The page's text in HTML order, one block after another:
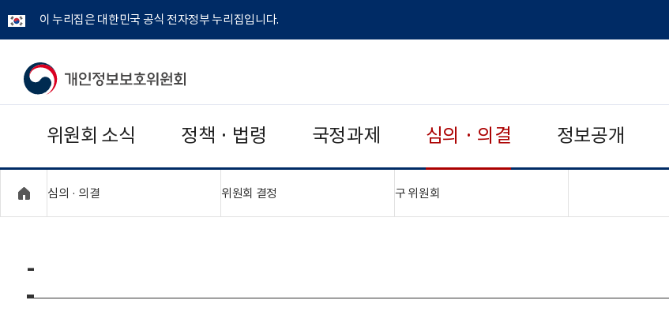
이 누리집은 대한민국 공식 전자정부 누리집입니다.
개
보
보
위
위원회 소식 정책 · 법령 국정과제 심의 · 의결 정보공개
심의 · 의결 위원회 결정 구 위원회
-